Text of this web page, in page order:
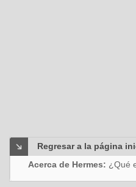
Regresar a la página
Acerca de Hermes: ¿Qué